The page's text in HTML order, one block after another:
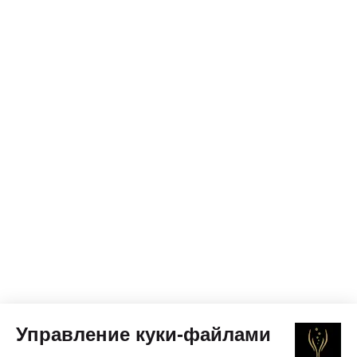
Управление куки-файлами